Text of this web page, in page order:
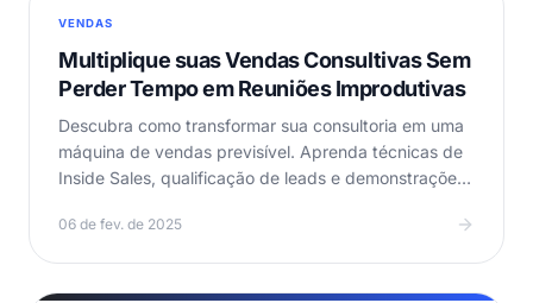
VENDAS
Multiplique suas Vendas Consultivas Sem
Perder Tempo em Reuniões Improdutivas
Descubra como transformar sua consultoria em uma
máquina de vendas previsível. Aprenda técnicas de
Inside Sales, qualificação de leads e demonstrações
06 de fev. de 2025